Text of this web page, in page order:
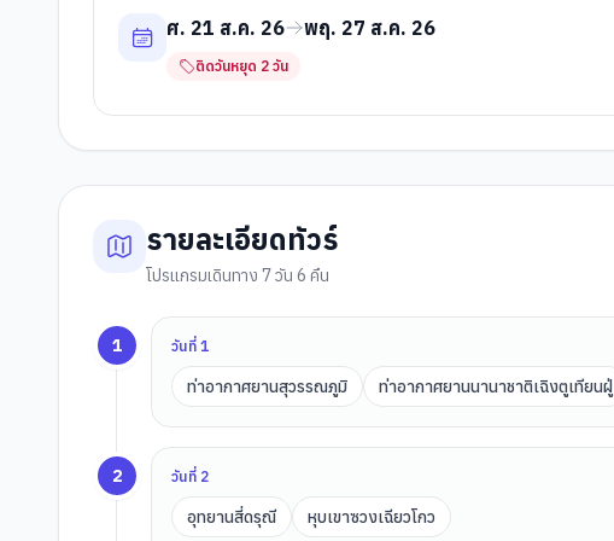
ศ. 21 ส.ค. 26 พฤ. 27 ส.ค. 26
ติดวันหยุด 2 วัน
รายละเอียดทัวร์
โปรแกรมเดินทาง 7 วัน 6 คืน
1 วันที่1
ท่าอากาศยานสุวรรณภูมิ ท่าอากาศยานนานาชาติเฉิงตูเทียนฝู่
2 วันที่ 2
อุทยานสี่ดรุณี หุบเขาซวงเฉียวโกว